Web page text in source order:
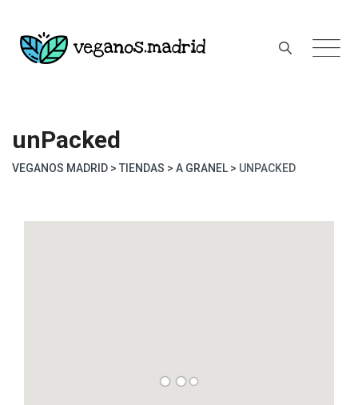
content
unPacked
VEGANOS MADRID > TIENDAS > A GRANEL > UNPACKED